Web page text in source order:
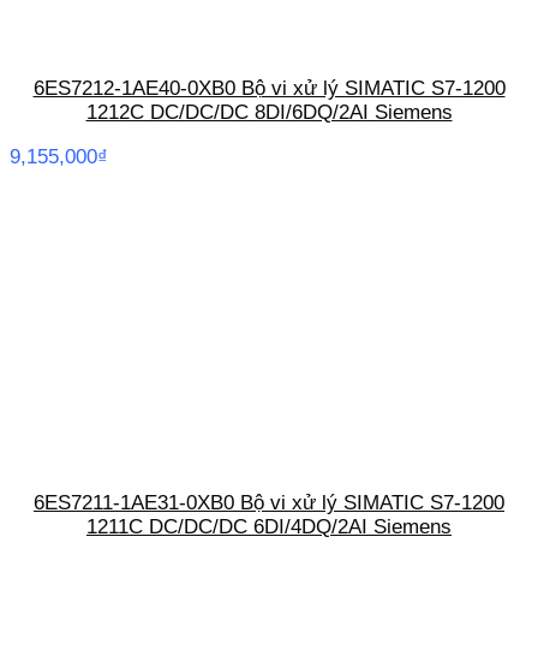
6ES7212-1AE40-0XB0 Bộ vi xử lý SIMATIC S7-1200
1212C DC/DC/DC 8DI/6DQ/2AI Siemens
9,155,000₫
6ES7211-1AE31-0XB0 Bộ vi xử lý SIMATIC S7-1200
1211C DC/DC/DC 6DI/4DQ/2AI Siemens